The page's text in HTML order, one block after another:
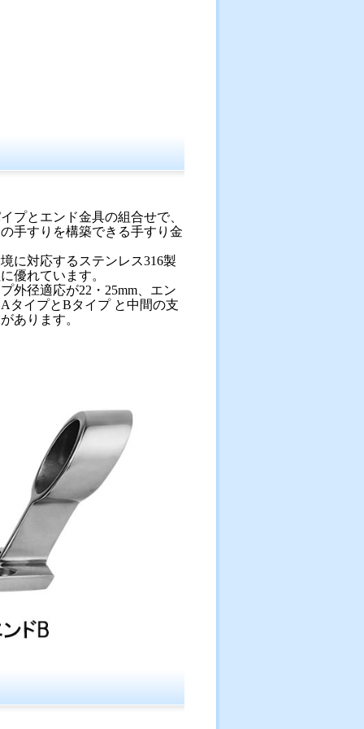
プとエンド金具の組合せで、
手すりを構築できる手すり金
に対応するステンレス316製
優れています。
外径適応が22・25mm、エン
タイプとBタイプ と中間の支
あります。